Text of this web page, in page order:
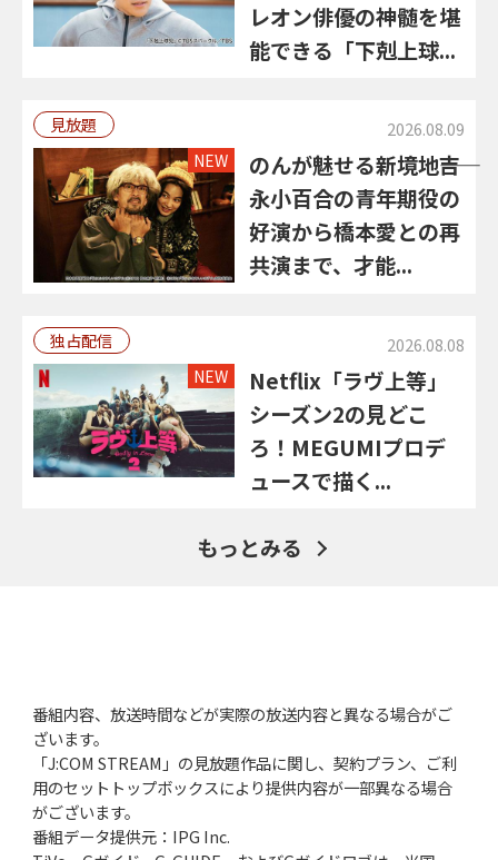
レオン俳優の神髄を堪
能できる「下剋上球...
見放題 2026.08.09
NEW
のんが魅せる新境地――吉
永小百合の青年期役の
好演から橋本愛との再
共演まで、才能...
独占配信 2026.08.08
NEW
Netflix「ラヴ上等」
シーズン2の見どこ
ろ！MEGUMIプロデ
ュースで描く...
もっとみる
番組内容、放送時間などが実際の放送内容と異なる場合がご
ざいます。
「J:COM STREAM」の見放題作品に関し、契約プラン、ご利
用のセットトップボックスにより提供内容が一部異なる場合
がございます。
番組データ提供元：IPG Inc.